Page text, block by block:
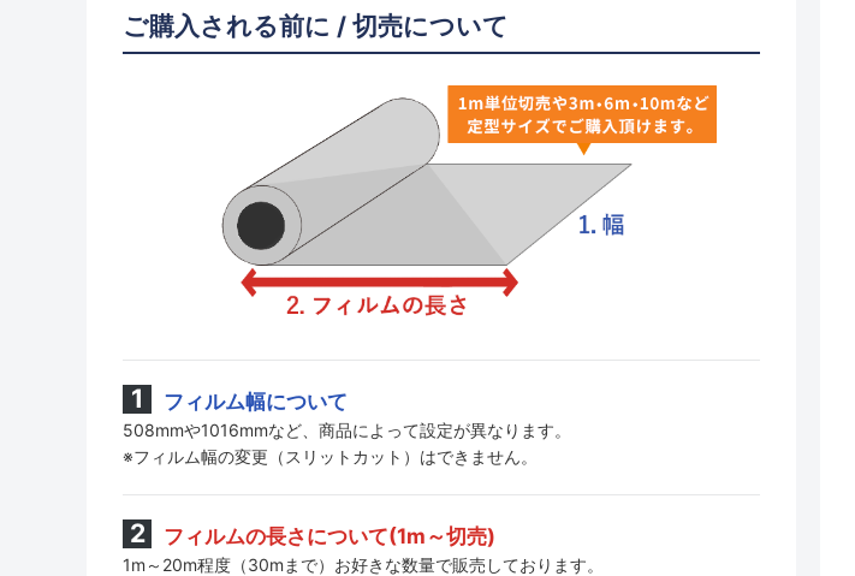
ご購入される前に / 切売について
フィルム幅について
508mmや1016mmなど、商品によって設定が異なります。
※フィルム幅の変更（スリットカット）はできません。
フィルムの長さについて(1m～切売)
1m～20m程度（30mまで）お好きな数量で販売しております。